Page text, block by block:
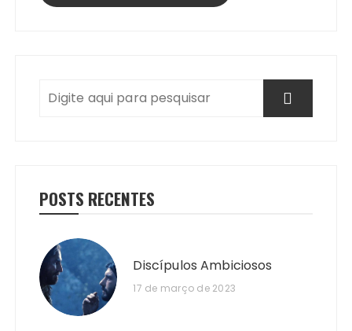
POSTS RECENTES
Discípulos Ambiciosos
17 de março de 2023